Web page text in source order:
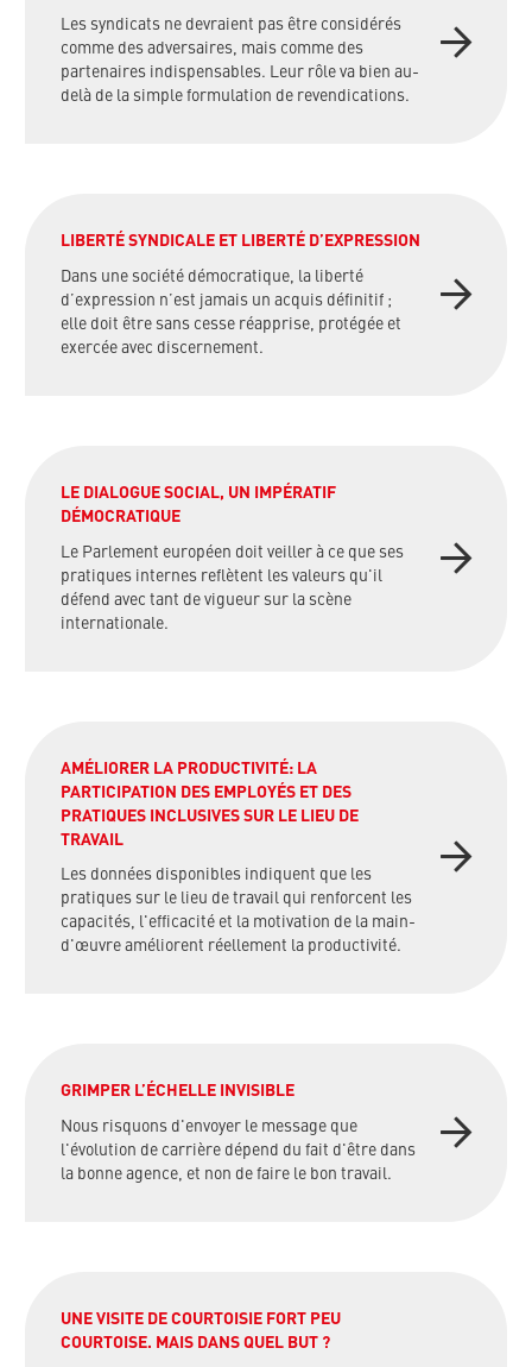
Les syndicats ne devraient pas être considérés
comme des adversaires, mais comme des
partenaires indispensables. Leur rôle va bien au-
delà de la simple formulation de revendications.
LIBERTÉ SYNDICALE ET LIBERTÉ D’EXPRESSION
Dans une société démocratique, la liberté
d’expression n’est jamais un acquis définitif ;
elle doit être sans cesse réapprise, protégée et
exercée avec discernement.
LE DIALOGUE SOCIAL, UN IMPÉRATIF
DÉMOCRATIQUE
Le Parlement européen doit veiller à ce que ses
pratiques internes reflètent les valeurs qu'il
défend avec tant de vigueur sur la scène
internationale.
AMÉLIORER LA PRODUCTIVITÉ: LA
PARTICIPATION DES EMPLOYÉS ET DES
PRATIQUES INCLUSIVES SUR LE LIEU DE
TRAVAIL
Les données disponibles indiquent que les
pratiques sur le lieu de travail qui renforcent les
capacités, l'efficacité et la motivation de la main-
d'œuvre améliorent réellement la productivité.
GRIMPER L’ÉCHELLE INVISIBLE
Nous risquons d'envoyer le message que
l'évolution de carrière dépend du fait d'être dans
la bonne agence, et non de faire le bon travail.
UNE VISITE DE COURTOISIE FORT PEU
COURTOISE. MAIS DANS QUEL BUT ?